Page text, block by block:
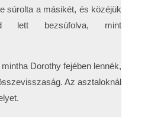
súrolta a másikét, és közéjük
lett bezsúfolva, mint
Dorothy fejében lennék,
Az asztaloknál